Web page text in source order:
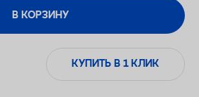
В КОРЗИНУ
КУПИТЬ В 1 КЛИК